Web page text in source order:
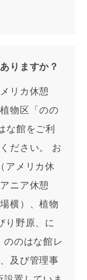
りますか？
リカ休憩
物区「のの
な館をご利
ださい。 お
アメリカ休
ニア休憩
横）、植物
り野原、に
ののはな館レ
及び管理事